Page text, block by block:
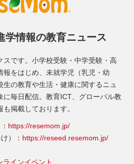
学情報の教育ニュース
スです。小学校受験・中学受験・高
報をはじめ、未就学児（乳児・幼
生の教育や生活・健康に関するニュ
に毎日配信。教育ICT、グローバル教
掲載しております。
https://resemom.jp/
）： https://reseed.resemom.jp/
ラインイベント